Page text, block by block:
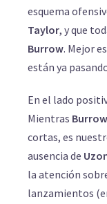
esquema
Taylor, y que
Burrow. Mejor
están ya
En el lado
Mientras Burrow
cortas, es
ausencia de
la atención
lanzamientos